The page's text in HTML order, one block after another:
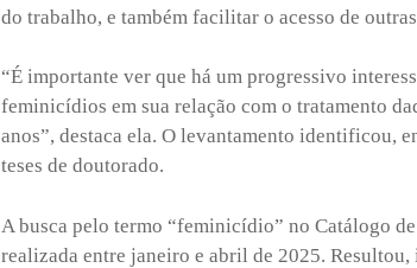
do trabalho, e também facilitar o acesso de
“É importante ver que há um progressivo
feminicídios em sua relação com o tratamento
anos”, destaca ela. O levantamento identificou,
teses de doutorado.
A busca pelo termo “feminicídio” no Catálogo
realizada entre janeiro e abril de 2025.